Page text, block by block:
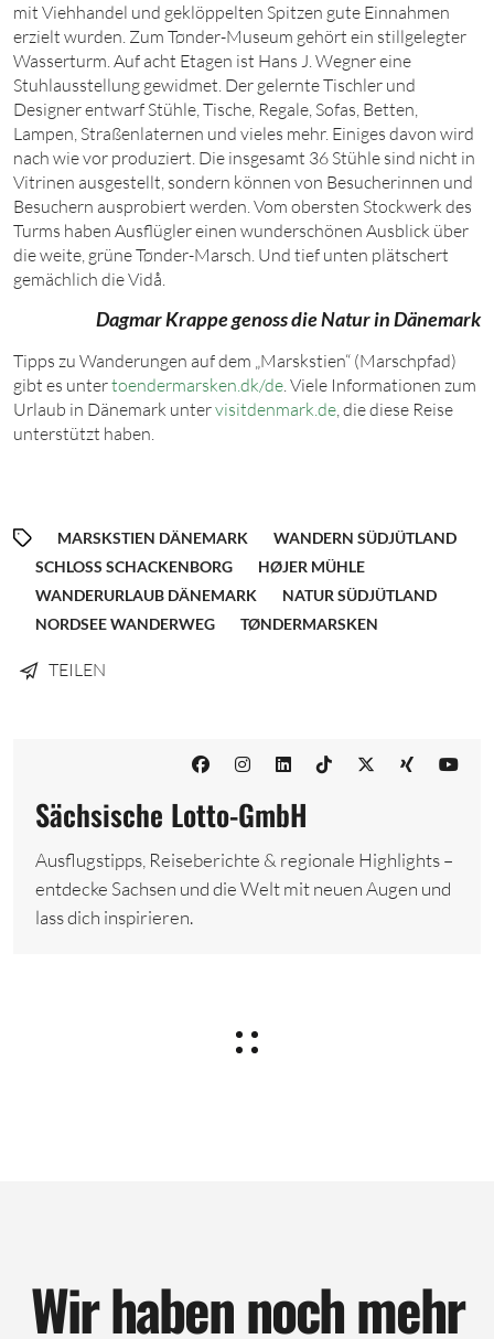
mit Viehhandel und geklöppelten Spitzen gute Einnahmen
erzielt wurden. Zum Tønder-Museum gehört ein stillgelegter
Wasserturm. Auf acht Etagen ist Hans J. Wegner eine
Stuhlausstellung gewidmet. Der gelernte Tischler und
Designer entwarf Stühle, Tische, Regale, Sofas, Betten,
Lampen, Straßenlaternen und vieles mehr. Einiges davon wird
nach wie vor produziert. Die insgesamt 36 Stühle sind nicht in
Vitrinen ausgestellt, sondern können von Besucherinnen und
Besuchern ausprobiert werden. Vom obersten Stockwerk des
Turms haben Ausflügler einen wunderschönen Ausblick über
die weite, grüne Tønder-Marsch. Und tief unten plätschert
gemächlich die Vidå.
Dagmar Krappe genoss die Natur in Dänemark
Tipps zu Wanderungen auf dem „Marskstien“ (Marschpfad)
gibt es untertoendermarsken.dk/de . Viele Informationen zum
Urlaub in Dänemark untervisitdenmark.de , die diese Reise
unterstützt haben.
MARSKSTIEN DÄNEMARK
WANDERN SÜDJÜTLAND
SCHLOSS SCHACKENBORG
HØJER MÜHLE
WANDERURLAUB DÄNEMARK
NATUR SÜDJÜTLAND
NORDSEE WANDERWEG
TØNDERMARSKEN
TEILEN
Sächsische Lotto-GmbH
Ausflugstipps, Reiseberichte & regionale Highlights –
entdecke Sachsen und die Welt mit neuen Augen und
lass dich inspirieren.
Wir haben noch mehr